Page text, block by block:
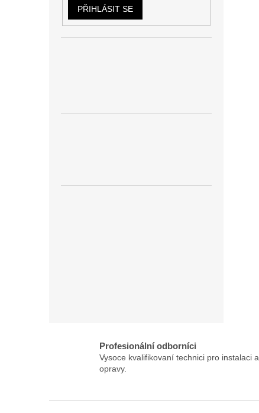
PŘIHLÁSIT SE
Profesionální odborníci
Vysoce kvalifikovaní technici pro instalaci a
opravy.